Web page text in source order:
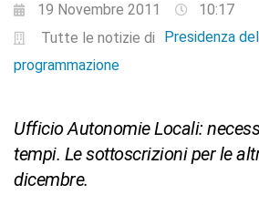
19 Novembre 2011
10:17
Tutte le notizie di
Presidenza
programmazione
Ufficio Autonomie Locali:
tempi. Le sottoscrizioni per le
dicembre.